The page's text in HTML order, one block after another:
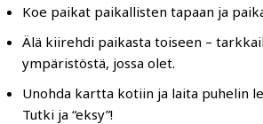
Koe paikat paikallisten tapaan ja
Älä kiirehdi paikasta toiseen –
ympäristöstä, jossa olet.
Unohda kartta kotiin ja laita puhelin
Tutki ja “eksy”!